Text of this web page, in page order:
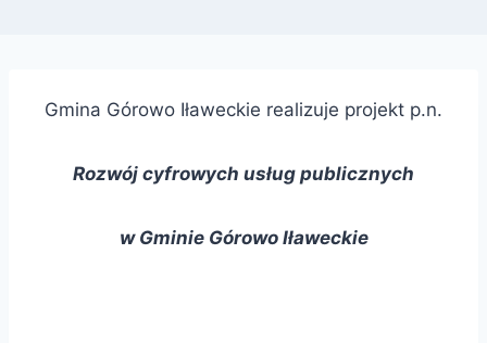
Gmina Górowo Iławeckie realizuje projekt p.n.
Rozwój cyfrowych usług publicznych
w Gminie Górowo Iławeckie